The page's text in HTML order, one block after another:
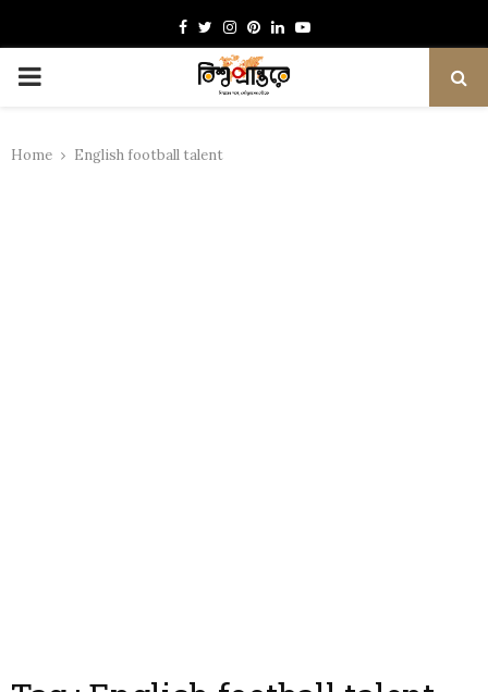
Facebook
TwitterInstagram
Pinterest
LinkedinYoutube
PRIMARY
Home English football talent